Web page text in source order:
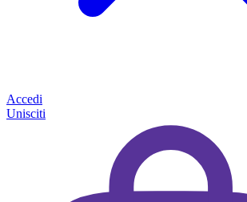
Accedi
Unisciti